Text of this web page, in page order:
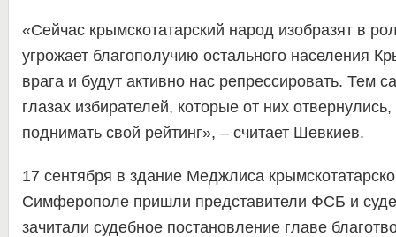
«Сейчас крымскотатарский народ изобразят в
угрожает благополучию остального населения
врага и будут активно нас репрессировать. Тем
глазах избирателей, которые от них
поднимать свой рейтинг», – считает Шевкиев.
17 сентября в здание Меджлиса
Симферополе пришли представители ФСБ и
зачитали судебное постановление главе